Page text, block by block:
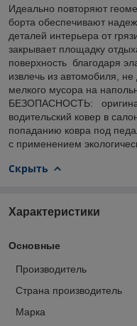
Идеально повторяют
борта обеспечивают
деталей интерьера от
закрывает площадку
поверхность благодаря
извлечь из автомобиля,
мелкого мусора на
БЕЗОПАСНОСТЬ:
водительский ковер в
попаданию ковра под
с применением
Скрыть
Характеристики
Основные
Производитель
Страна производитель
Марка